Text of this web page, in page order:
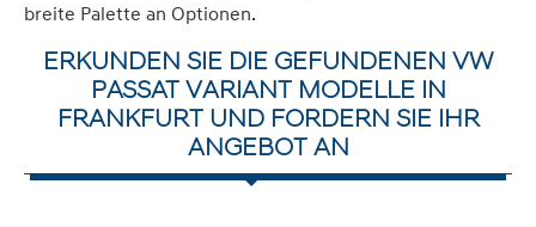
breite Palette an Optionen.
ERKUNDEN SIE DIE GEFUNDENEN VW
PASSAT VARIANT MODELLE IN
FRANKFURT UND FORDERN SIE IHR
ANGEBOT AN